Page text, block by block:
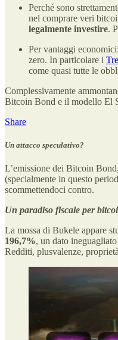
Perché sono
nel comprare veri
legalmente investire.
Per vantaggi
zero. In particolare i
come quasi tutte le
Complessivamente
Bitcoin Bond e il modello El
Share
Un attacco speculativo?
L’emissione dei Bitcoin
(specialmente in questo
scommettendoci contro.
Un paradiso fiscale per
La mossa di Bukele appare
196,7%, un dato
Redditi, plusvalenze,